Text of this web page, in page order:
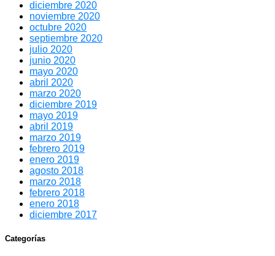
diciembre 2020
noviembre 2020
octubre 2020
septiembre 2020
julio 2020
junio 2020
mayo 2020
abril 2020
marzo 2020
diciembre 2019
mayo 2019
abril 2019
marzo 2019
febrero 2019
enero 2019
agosto 2018
marzo 2018
febrero 2018
enero 2018
diciembre 2017
Categorías